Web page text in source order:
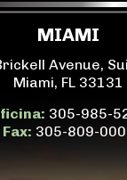
MIAMI
Avenue,
Miami, FL 33131
305-985-
Fax: 305-809-